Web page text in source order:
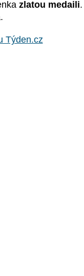
zlatou medaili
Týden.cz